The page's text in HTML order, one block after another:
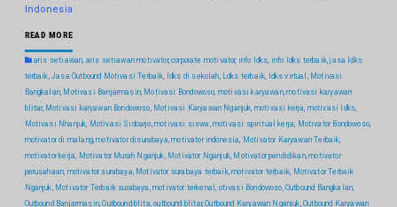
Indonesia
READ MORE
aris setiawan, aris setiawan motivator,corporate motivator, info ldks, info ldks terbaik,jasa ldks
terbaik,Jasa Outbound Motivasi Terbaik, ldks di sekolah, Ldks terbaik, ldks virtual , Motivasi
Bangkalan, Motivasi Banjarmasin, Motivasi Bondowoso, motivasi karyawan,motivasi karyawan
blitar, Motivasi karyawan Bondowoso, Motivasi Karyawan Nganjuk, motivasi kerja, motivasi ldks,
Motivasi Nhanjuk, Motivasi Sidoarjo,motivasi siswa , motivasi spiritual kerja, Motivator Bondowoso,
motivator di malang,motivator disurabaya,motivator indonesia, Motivator Karyawan Terbaik,
motivator kerja, Motivator Murah Nganjuk, Motivator Nganjuk, Motivator pendidikan,motivator
perusahaan, motivator surabaya, Motivator surabaya terbaik,motivator terbaik, Motivator Terbaik
Nganjuk, Motivator Terbaik surabaya ,motivator terkenal, otivasi Bondowoso, Outbound Bangkalan,
Outbound Banjarmasin,Outbound blita,outbound blitar,Outbound Karyawan Nganjuk,Outbound Karyawan